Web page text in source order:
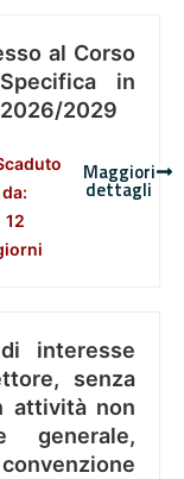
al Corso
in
2029
da:
12
Maggiori
dettagli
interesse
senza
attività non
generale,